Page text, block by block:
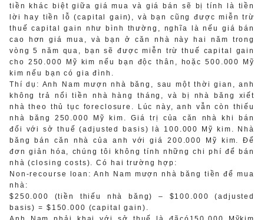
tiền khác biệt giữa giá mua và giá bán sẽ bị tính là tiền
lời hay tiền lỗ (capital gain), và bạn cũng được miễn trừ
thuế capital gain như bình thường, nghĩa là nếu giá bán
cao hơn giá mua, và bạn ở căn nhà này hai năm trong
vòng 5 năm qua, bạn sẽ được miễn trừ thuế capital gain
cho 250.000 Mỹ kim nếu bạn độc thân, hoặc 500.000 Mỹ
kim nếu bạn có gia đình.
Thí dụ: Anh Nam mượn nhà băng, sau một thời gian, anh
không trả nổi tiền nhà hàng tháng, và bị nhà băng xiết
nhà theo thủ tục foreclosure. Lúc này, anh vẫn còn thiếu
nhà băng 250.000 Mỹ kim. Giá trị của căn nhà khi bán
đối với sở thuế (adjusted basis) là 100.000 Mỹ kim. Nhà
băng bán căn nhà của anh với giá 200.000 Mỹ kim. Để
đơn giản hóa, chúng tôi không tính những chi phí để bán
nhà (closing costs). Có hai trường hợp:
Non-recourse loan: Anh Nam mượn nhà băng tiền để mua
nhà:
$250.000 (tiền thiếu nhà băng) – $100.000 (adjusted
basis) = $150.000 (capital gain).